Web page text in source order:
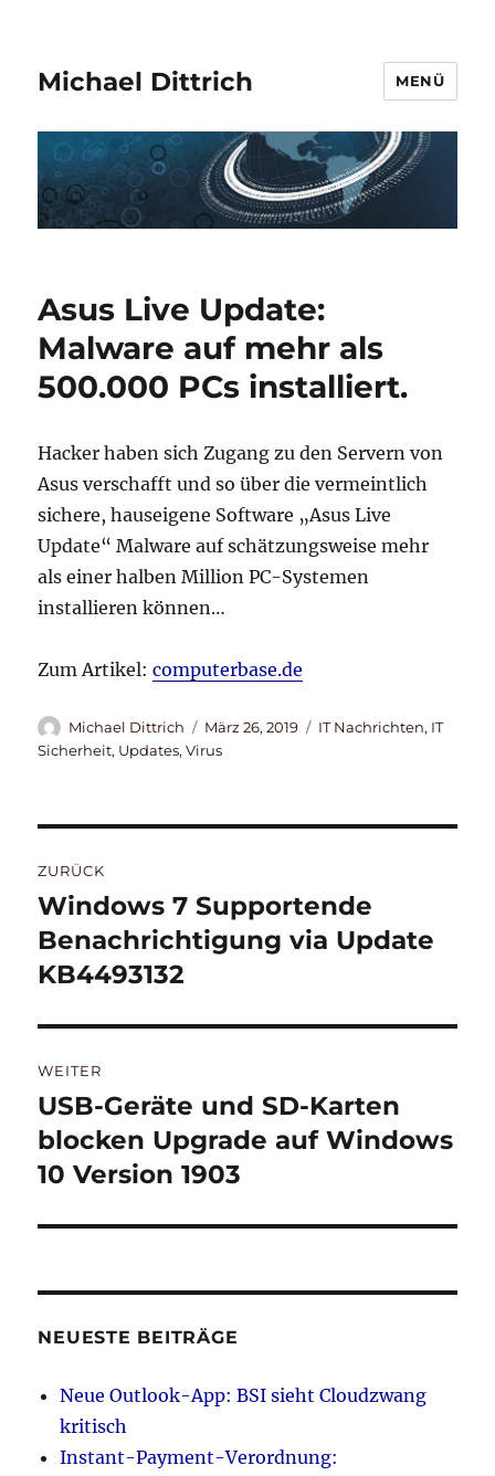
Michael Dittrich MENÜ
Asus Live Update:
Malware auf mehr als
500.000 PCs installiert.
Hacker haben sich Zugang zu den Servern von
Asus verschafft und so über die vermeintlich
sichere, hauseigene Software „Asus Live
Update“ Malware auf schätzungsweise mehr
als einer halben Million PC-Systemen
installieren können…
Zum Artikel:computerbase.de
Autor
Michael Dittrich
Veröffentlicht
am
März 26, 2019 Kategorien
IT Nachrichten, IT
Sicherheit, Updates,Virus
ZURÜCK
Vorheriger
Beitrag:
Windows 7 Supportende
Benachrichtigung via Update
KB4493132
WEITER
Nächster
Beitrag:
USB-Geräte und SD-Karten
blocken Upgrade auf Windows
10 Version 1903
NEUESTE BEITRÄGE
Neue Outlook-App: BSI sieht Cloudzwang
kritisch
Instant-Payment-Verordnung: